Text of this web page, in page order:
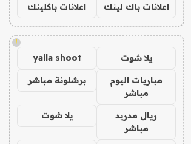
اعلانات باك لينك اعلانات باكلينك
!
يلا شوت yalla shoot
مباريات اليوم
مباشر
برشلونة مباشر
ريال مدريد
مباشر
يلا شوت